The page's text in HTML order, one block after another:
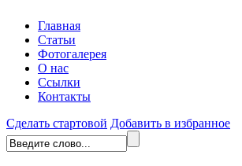
Главная
Статьи
Фотогалерея
О нас
Ссылки
Контакты
Сделать стартовой Добавить в избранное